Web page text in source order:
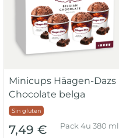
Minicups Häagen-Dazs
Chocolate belga
Sin gluten
7,49 € Pack 4u 380 ml